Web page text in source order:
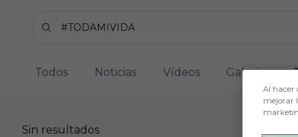
Introduce tu búsqueda, espera unos instantes
Todos Noticias Vídeos Galerías
Sin resultados
Al hacer
mejorar